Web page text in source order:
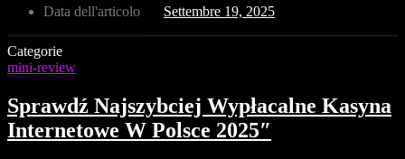
Data dell'articolo Settembre 19, 2025
Categorie
mini-review
Sprawdź Najszybciej Wypłacalne Kasyna
Internetowe W Polsce 2025″